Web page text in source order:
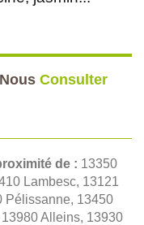
Nous Consulter
de : 13350
Lambesc, 13121
Pélissanne, 13450
Alleins, 13930